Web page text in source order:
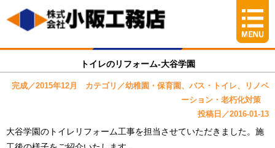
トイレのリフォーム-大谷学園
完成／2015年12月 カテゴリ／幼稚園・保育園、バス・トイレ、リノベ
ーション・老朽化対策
投稿日／2016-01-13
大谷学園のトイレリフォーム工事を担当させていただきました。施